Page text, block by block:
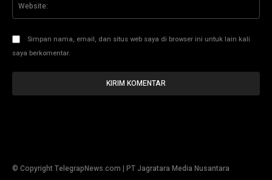
Simpan nama, email, dan situs web saya di browser ini untuk lain kali
saya berkomentar.
© Copyright TelegrapNews.com | PT Jagratara Media Nusantara